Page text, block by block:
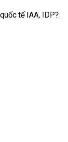
tế IAA, IDP?